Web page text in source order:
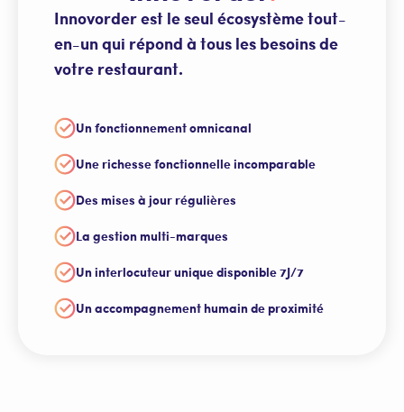
Innovorder est le seul écosystème tout-
en-un qui répond à tous les besoins de
votre restaurant.
Un fonctionnement omnicanal
Une richesse fonctionnelle incomparable
Des mises à jour régulières
La gestion multi-marques
Un interlocuteur unique disponible 7J/7
Un accompagnement humain de proximité